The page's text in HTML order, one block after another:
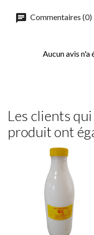
Commentaires (0)
Aucun avis
Les clients
produit ont